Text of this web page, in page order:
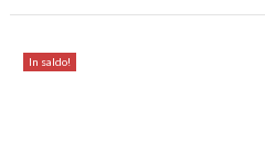
In saldo!